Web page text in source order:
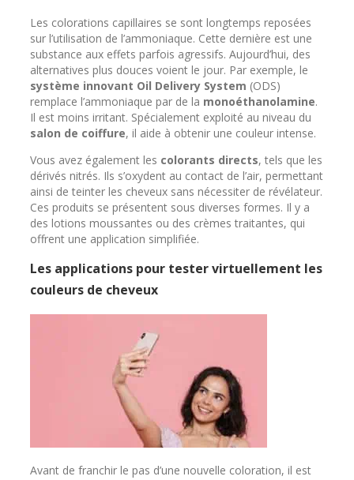
Les colorations capillaires se sont longtemps reposées
sur l’utilisation de l’ammoniaque. Cette dernière est une
substance aux effets parfois agressifs. Aujourd’hui, des
alternatives plus douces voient le jour. Par exemple, le
système innovant Oil Delivery System (ODS)
remplace l’ammoniaque par de la monoéthanolamine.
Il est moins irritant. Spécialement exploité au niveau du
salon de coiffure, il aide à obtenir une couleur intense.
Vous avez également les colorants directs, tels que les
dérivés nitrés. Ils s’oxydent au contact de l’air, permettant
ainsi de teinter les cheveux sans nécessiter de révélateur.
Ces produits se présentent sous diverses formes. Il y a
des lotions moussantes ou des crèmes traitantes, qui
offrent une application simplifiée.
Les applications pour tester virtuellement les
couleurs de cheveux
Avant de franchir le pas d’une nouvelle coloration, il est